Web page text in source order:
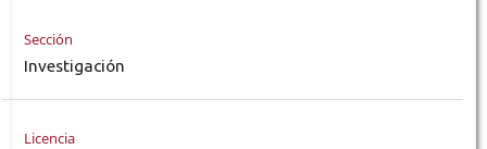
Sección
Investigación
Licencia